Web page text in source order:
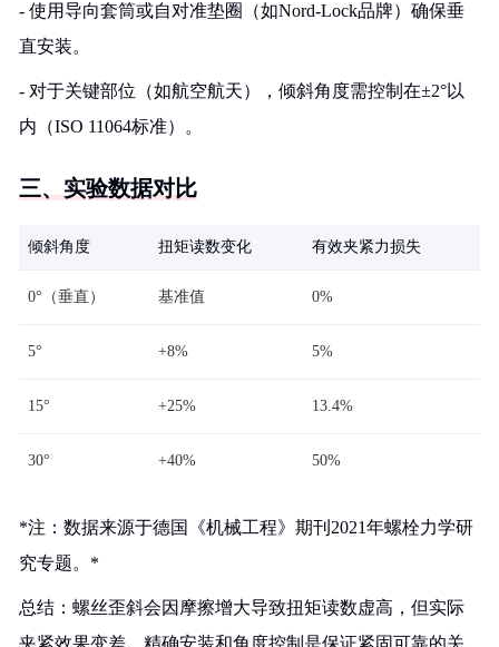
- 使用导向套筒或自对准垫圈（如Nord-Lock品牌）确保垂
直安装。
- 对于关键部位（如航空航天），倾斜角度需控制在±2°以
内（ISO 11064标准）。
三、实验数据对比
倾斜角度 扭矩读数变化 有效夹紧力损失
0°（垂直） 基准值 0%
5° +8% 5%
15° +25% 13.4%
30° +40% 50%
*注：数据来源于德国《机械工程》期刊2021年螺栓力学研
究专题。*
总结：螺丝歪斜会因摩擦增大导致扭矩读数虚高，但实际
夹紧效果变差。精确安装和角度控制是保证紧固可靠的关